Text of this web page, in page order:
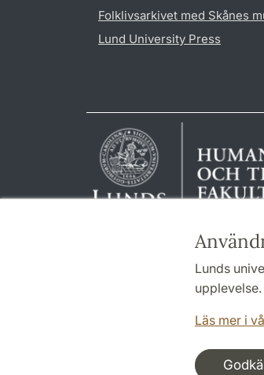
Lunds
upplevelse.
Läs mer i
Folklivsarkivet med Skånes
Lund University Press